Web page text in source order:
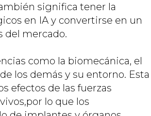
significa tener la
en IA y convertirse en un
del mercado.
como la biomecánica, el
los demás y su entorno. Esta
efectos de las fuerzas
lo que los